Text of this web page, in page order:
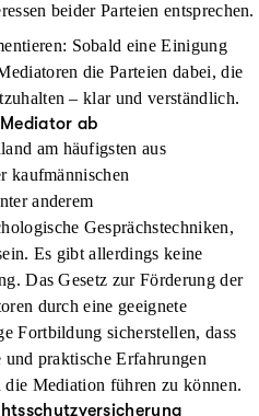
beider Parteien entsprechen.
Sobald eine Einigung
die Parteien dabei, die
– klar und verständlich.
ab
am häufigsten aus
kaufmännischen
anderem
Gesprächstechniken,
Es gibt allerdings keine
Das Gesetz zur Förderung der
durch eine geeignete
Fortbildung sicherstellen, dass
und praktische Erfahrungen
Mediation führen zu können.